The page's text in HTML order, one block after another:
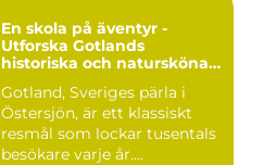
En skola på äventyr -
Utforska Gotlands
historiska och natursköna
Gotland, Sveriges pärla i
Östersjön, är ett klassiskt
resmål som lockar tusentals
besökare varje år....